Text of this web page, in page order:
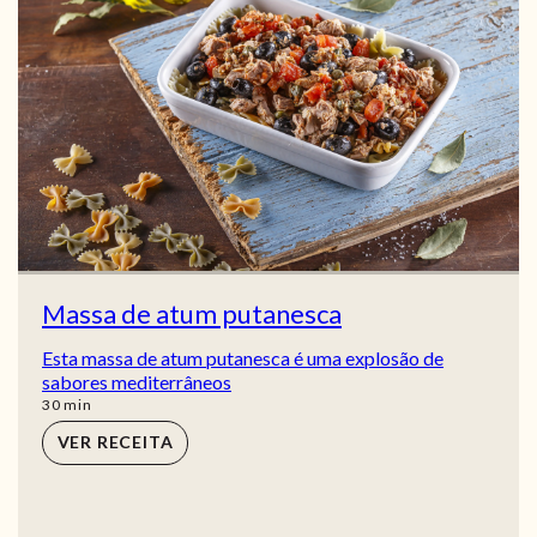
Massa de atum putanesca
Esta massa de atum putanesca é uma explosão de
sabores mediterrâneos
30min
min
VER RECEITA